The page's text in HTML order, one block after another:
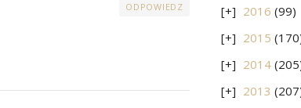
ODPOWIEDZ
2016 (99)
2015
2014
2013